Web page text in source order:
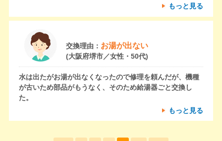
もっと見る
交換理由： お湯が出ない
(大阪府堺市／女性・50代)
水は出たがお湯が出なくなったので修理を頼んだが、機種
が古いため部品がもうなく、そのため給湯器ごと交換し
た。
もっと見る